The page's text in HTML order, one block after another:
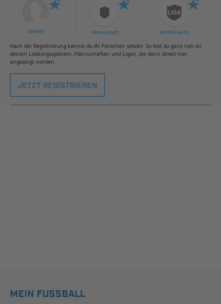
Spieler Mannschaft Wettbewerb
Nach der Registrierung kannst du dir Favoriten setzen. So bist du ganz nah an
deinen Lieblingsspielern, Mannschaften und Ligen, die dann direkt hier
angezeigt werden.
JETZT REGISTRIEREN
MEIN FUSSBALL